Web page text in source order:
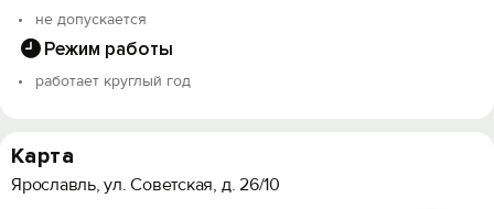
не допускается
Режим работы
работает круглый год
Карта
Ярославль, ул. Советская, д. 26/10